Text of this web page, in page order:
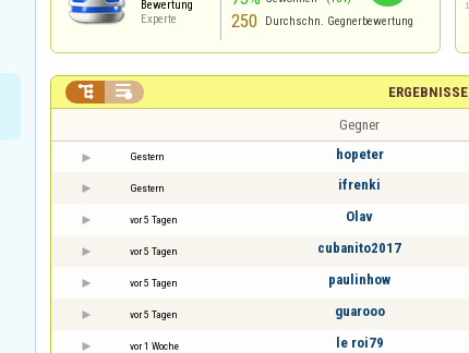
Bewertung
Experte
250 Durchschn. Gegnerbewertung
ERGEBNISSE
 
Gegner
Gestern hopeter
Gestern ifrenki
vor 5 Tagen Olav
vor 5 Tagen cubanito2017
vor 5 Tagen paulinhow
vor 5 Tagen guarooo
vor 1 Woche le roi79